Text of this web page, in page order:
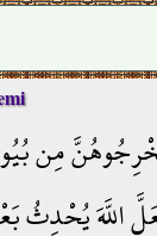
مِن
اللَّهَ يُحْدِثُ